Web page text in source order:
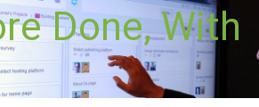
Done, With